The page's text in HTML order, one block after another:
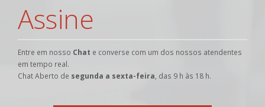
Assine
Entre em nosso Chat e converse com um dos nossos atendentes
em tempo real.
Chat Aberto de segunda a sexta-feira , das 9 h às 18 h.